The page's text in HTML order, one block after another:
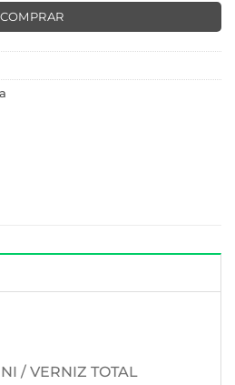
COMPRAR
/ VERNIZ TOTAL